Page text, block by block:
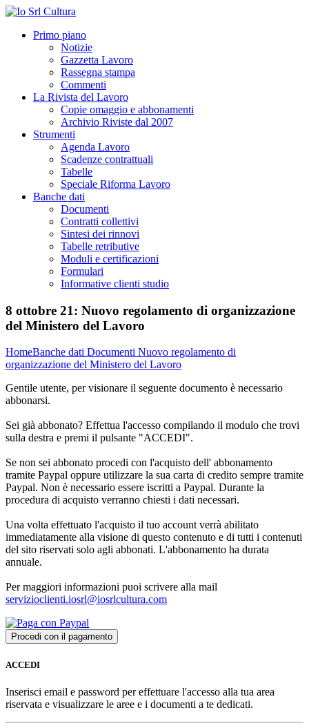
Primo piano
Notizie
Gazzetta Lavoro
Rassegna stampa
Commenti
La Rivista del Lavoro
Copie omaggio e abbonamenti
Archivio Riviste dal 2007
Strumenti
Agenda Lavoro
Scadenze contrattuali
Tabelle
Speciale Riforma Lavoro
Banche dati
Documenti
Contratti collettivi
Sintesi dei rinnovi
Tabelle retributive
Moduli e certificazioni
Formulari
Informative clienti studio
8 ottobre 21: Nuovo regolamento di organizzazione
del Ministero del Lavoro
HomeBanche dati Documenti Nuovo regolamento di
organizzazione del Ministero del Lavoro
Gentile utente, per visionare il seguente documento è necessario
abbonarsi.
Sei già abbonato? Effettua l'accesso compilando il modulo che trovi
sulla destra e premi il pulsante "ACCEDI".
Se non sei abbonato procedi con l'acquisto dell' abbonamento
tramite Paypal oppure utilizzare la sua carta di credito sempre tramite
Paypal. Non è necessario essere iscritti a Paypal. Durante la
procedura di acquisto verranno chiesti i dati necessari.
Una volta effettuato l'acquisto il tuo account verrà abilitato
immediatamente alla visione di questo contenuto e di tutti i contenuti
del sito riservati solo agli abbonati. L'abbonamento ha durata
annuale.
Per maggiori informazioni puoi scrivere alla mail
servizioclienti.iosrl@iosrlcultura.com
ACCEDI
Inserisci email e password per effettuare l'accesso alla tua area
riservata e visualizzare le aree e i documenti a te dedicati.